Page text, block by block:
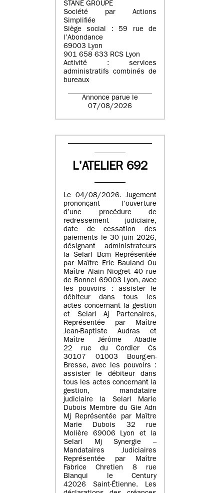
STANE GROUPE
Société par Actions
Simplifiée
Siège social : 59 rue de
l’Abondance
69003 Lyon
901 658 633 RCS Lyon
Activité : services
administratifs combinés de
bureaux
Annonce parue le
07/08/2026
L'ATELIER 692
Le 04/08/2026. Jugement
prononçant l’ouverture
d’une procédure de
redressement judiciaire,
date de cessation des
paiements le 30 juin 2026,
désignant administrateurs
la Selarl Bcm Représentée
par Maître Eric Bauland Ou
Maître Alain Niogret 40 rue
de Bonnel 69003 Lyon, avec
les pouvoirs : assister le
débiteur dans tous les
actes concernant la gestion
et Selarl Aj Partenaires,
Représentée par Maître
Jean-Baptiste Audras et
Maître Jérôme Abadie
22 rue du Cordier Cs
30107 01003 Bourg-en-
Bresse, avec les pouvoirs :
assister le débiteur dans
tous les actes concernant la
gestion, mandataire
judiciaire la Selarl Marie
Dubois Membre du Gie Adn
Mj Représentée par Maître
Marie Dubois 32 rue
Molière 69006 Lyon et la
Selarl Mj Synergie –
Mandataires Judiciaires
Représentée par Maître
Fabrice Chretien 8 rue
Blanqui le Century
42026 Saint-Étienne. Les